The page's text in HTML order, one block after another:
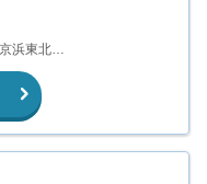
神田駅より徒歩5分（山手線、中央線、京浜東北線、銀座線）新日本橋駅より徒歩1分（総武線）／三越前駅より徒歩2分（銀座線、半蔵門線）／小伝馬町駅より徒歩10分（日比谷線）